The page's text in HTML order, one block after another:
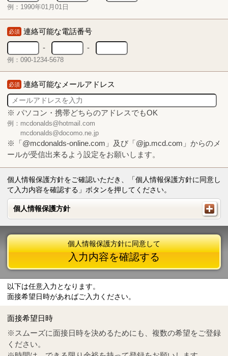
例：1990年01月01日
必須 連絡可能な電話番号
-
-
例：090-1234-5678
必須 連絡可能なメールアドレス
※ パソコン・携帯どちらのアドレスでもOK
例：mcdonalds@hotmail.com
mcdonalds@docomo.ne.jp
※「@mcdonalds-online.com」及び「@jp.mcd.com」からのメ
ールが受信出来るよう設定をお願いします。
個人情報保護方針をご確認いただき、「個人情報保護方針に同意し
て入力内容を確認する」ボタンを押してください。
個人情報保護方針
個人情報保護方針
Tel
0570-55-0314
個人情報保護方針に同意して
入力内容を確認する
以下は任意入力となります。
面接希望日時があればご入力ください。
面接希望日時
※スムーズに面接日時を決めるためにも、複数の希望をご登録
ください。